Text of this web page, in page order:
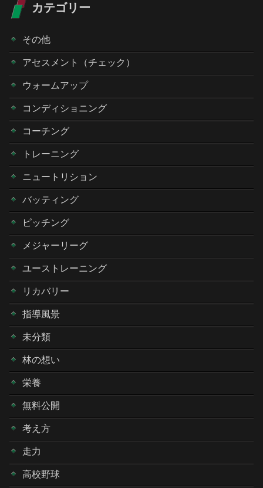
カテゴリー
その他
アセスメント（チェック）
ウォームアップ
コンディショニング
コーチング
トレーニング
ニュートリション
バッティング
ピッチング
メジャーリーグ
ユーストレーニング
リカバリー
指導風景
未分類
林の想い
栄養
無料公開
考え方
走力
高校野球